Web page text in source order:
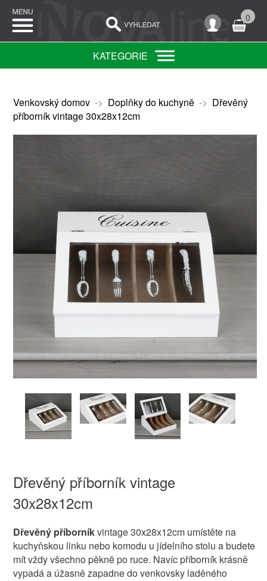
0
KATEGORIE
Venkovský domov-> Doplňky do kuchyně-> Dřevěný
příborník vintage 30x28x12cm
Dřevěný příborník vintage
30x28x12cm
Dřevěný příborníkvintage 30x28x12cm umístěte na
kuchyňskou linku nebo komodu u jídelního stolu a budete
mít vždy všechno pěkně po ruce. Navíc příborník krásně
vypadá a úžasně zapadne do venkovsky laděného